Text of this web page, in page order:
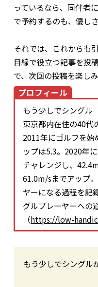
っているなら、同伴者
で予約するのも、優し
それでは、これからも
目線で役立つ記事を投
で、次回の投稿を楽し
プロフィール
もう少しでシングル
東京都内在住の40代
2011年にゴルフを始
ップは5.3。2020年
チャレンジし、
61.0m/sまでアップ
ヤーになる過程を記
グルプレーヤーへの
（https://low-
もう少しでシングル